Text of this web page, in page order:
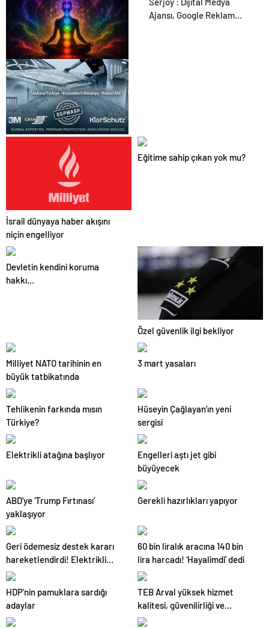
Zihnin Gizemli Sınırları ve
Ötesi : Nasılnedir.com
Ajansı, Google Reklam
UETDS Nedir ? Uetds.com
İle Akıllı Dijital Taşımacılık
İsrail dünyaya haber akışını
niçin engelliyor
Eğitime sahip çıkan yok mu?
Devletin kendini koruma
hakkı…
Özel güvenlik ilgi bekliyor
Milliyet NATO tarihinin en
büyük tatbikatında
3 mart yasaları
Tehlikenin farkında mısın
Türkiye?
Hüseyin Çağlayan’ın yeni
sergisi
Elektrikli atağına başlıyor
Engelleri aştı jet gibi
büyüyecek
ABD’ye ‘Trump Fırtınası’
yaklaşıyor
Gerekli hazırlıkları yapıyor
Geri ödemesiz destek kararı
hareketlendirdi! Elektrikli
otomobil kullanıcıları anlattı
60 bin liralık aracına 140 bin
lira harcadı! ‘Hayalimdi’ dedi
HDP’nin pamuklara sardığı
adaylar
TEB Arval yüksek hizmet
kalitesi, güvenilirliği ve
yenilikçi yaklaşımı ile ön plana